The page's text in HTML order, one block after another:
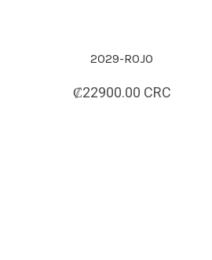
2029-ROJO
₡22900.00 CRC